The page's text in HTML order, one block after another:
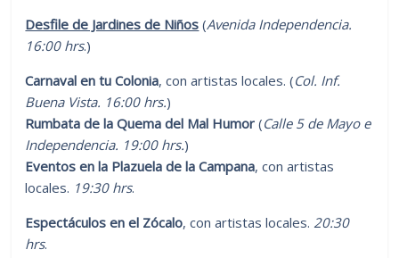
Desfile de Jardines de Niños (Avenida Independencia.
16:00 hrs.)
Carnaval en tu Colonia, con artistas locales. (Col. Inf.
Buena Vista. 16:00 hrs.)
Rumbata de la Quema del Mal Humor (Calle 5 de Mayo e
Independencia. 19:00 hrs.)
Eventos en la Plazuela de la Campana, con artistas
locales. 19:30 hrs.
Espectáculos en el Zócalo, con artistas locales. 20:30
hrs.